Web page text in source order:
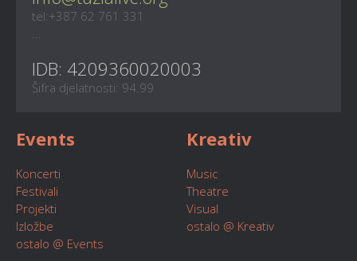
tel:+387 62 761 331
...
IDB: 4209360020003
Šifra djelatnosti: 94.99
Events
Koncerti
Festivali
Projekti
Izložbe
ostalo @ Events
Kreativ
Music
Theatre
Visual
ostalo @ Kreativ